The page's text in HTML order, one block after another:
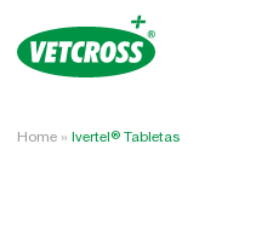
Home »Ivertel® Tabletas